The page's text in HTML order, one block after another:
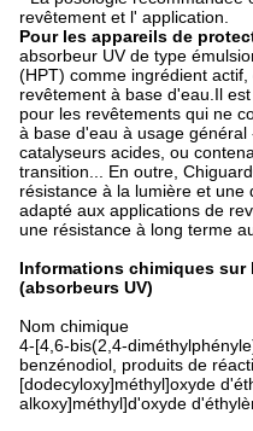
revêtement et l' application.
Pour les appareils de
absorbeur UV de type
(HPT) comme ingrédient
revêtement à base d'eau.Il
pour les revêtements qui ne
à base d'eau à usage
catalyseurs acides, ou
transition... En outre,
résistance à la lumière et
adapté aux applications de
une résistance à long terme
Informations chimiques
(absorbeurs UV)
Nom chimique
4-[4,6-bis(2,4-
benzénodiol, produits de
[dodecyloxy]méthyl]oxyde
alkoxy]méthyl]d'oxyde